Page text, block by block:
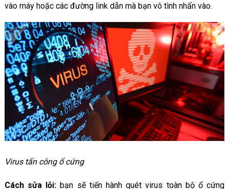
vào máy hoặc các đường link dẫn mà bạn vô tình nhấn vào.
Virus tấn công ổ cứng
Cách sửa lỗi: bạn sẽ tiến hành quét virus toàn bộ ổ cứng